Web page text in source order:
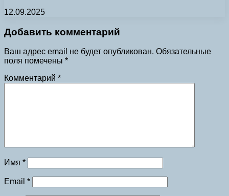
12.09.2025
Добавить комментарий
Ваш адрес email не будет опубликован. Обязательные
поля помечены *
Комментарий *
Имя *
Email *